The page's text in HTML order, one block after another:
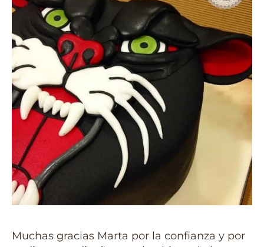
Muchas gracias Marta por la confianza y por